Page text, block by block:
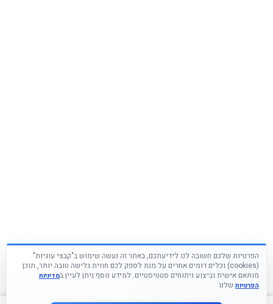
הפרטיות שלכם חשובה לנו לידיעתכם, באתר זה נעשה שימוש ב"קבצי עוגיות"
(cookies) וכלים דומים אחרים על מנת לספק לכם חווית גלישה טובה יותר, תוכן
מותאם אישית וביצוע ניתוחים סטטיסטיים. למידע נוסף ניתן לעיין במדיניות
הפרטיות שלנו